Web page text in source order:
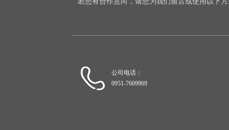
公司电话：
0951-7609969